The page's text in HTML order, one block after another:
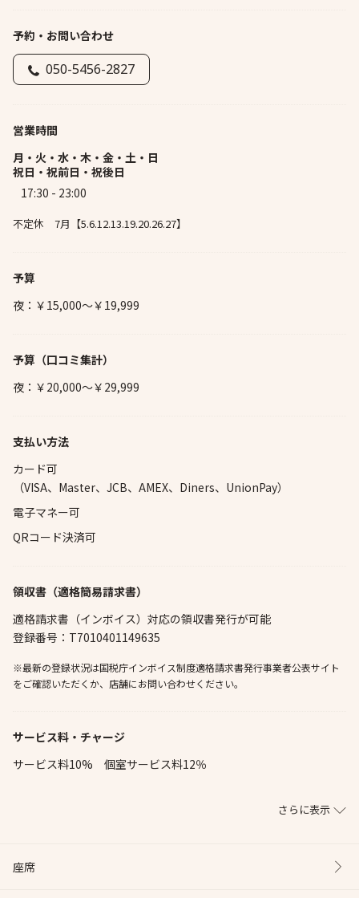
予約・お問い合わせ
050-5456-2827
営業時間
月・火・水・木・金・土・日
祝日・祝前日・祝後日
17:30 - 23:00
不定休 7月【5.6.12.13.19.20.26.27】
予算
夜：￥15,000～￥19,999
予算 （口コミ集計）
夜：￥20,000～￥29,999
支払い方法
カード可
（VISA、Master、JCB、AMEX、Diners、UnionPay）
電子マネー可
QRコード決済可
領収書（適格簡易請求書）
適格請求書（インボイス）対応の領収書発行が可能
登録番号：T7010401149635
※最新の登録状況は国税庁インボイス制度適格請求書発行事業者公表サイト
をご確認いただくか、店舗にお問い合わせください。
サービス料・チャージ
サービス料10% 個室サービス料12％
さらに表示
座席